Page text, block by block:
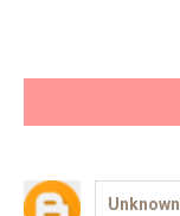
Unknown